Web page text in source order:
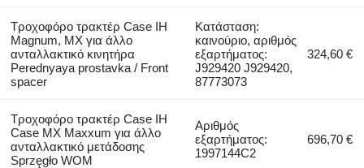
Τροχοφόρο τρακτέρ Case IH
Magnum, MX για άλλο
ανταλλακτικό κινητήρα
Perednyaya prostavka / Front
spacer
Κατάσταση:
καινούριο, αριθμός
εξαρτήματος:
J929420 J929420,
87773073
324,60 €
Τροχοφόρο τρακτέρ Case IH
Case MX Maxxum για άλλο
ανταλλακτικό μετάδοσης
Sprzęgło WOM
Αριθμός
εξαρτήματος:
1997144C2
696,70 €